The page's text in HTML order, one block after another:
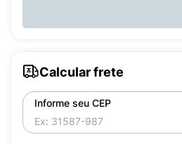
Calcular frete
Informe seu CEP